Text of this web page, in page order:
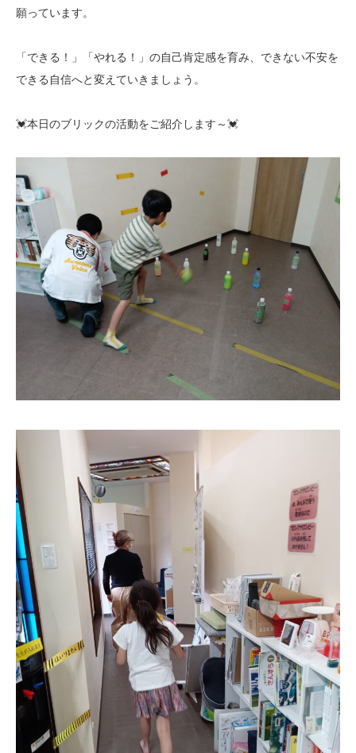
願っています。
「できる！」「やれる！」の自己肯定感を育み、できない不安を
できる自信へと変えていきましょう。
💓本日のブリックの活動をご紹介します～💓